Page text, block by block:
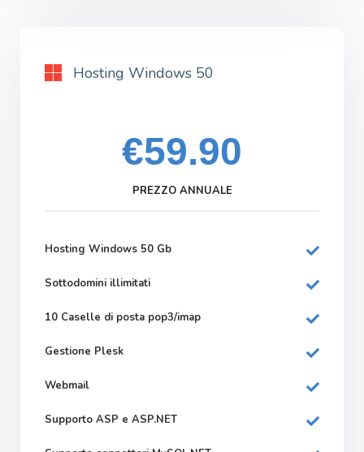
Hosting Windows 50
€59.90
PREZZO ANNUALE
Hosting Windows 50 Gb
Sottodomini illimitati
10 Caselle di posta pop3/imap
Gestione Plesk
Webmail
Supporto ASP e ASP.NET